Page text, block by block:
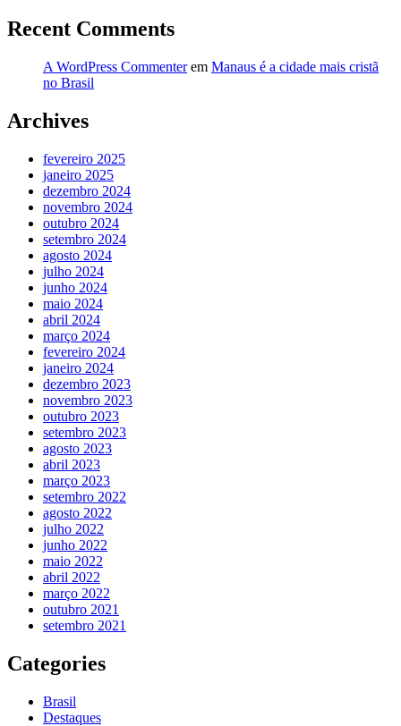
Recent Comments
A WordPress Commenterem Manaus é a cidade mais cristã
no Brasil
Archives
fevereiro 2025
janeiro 2025
dezembro 2024
novembro 2024
outubro 2024
setembro 2024
agosto 2024
julho 2024
junho 2024
maio 2024
abril 2024
março 2024
fevereiro 2024
janeiro 2024
dezembro 2023
novembro 2023
outubro 2023
setembro 2023
agosto 2023
abril 2023
março 2023
setembro 2022
agosto 2022
julho 2022
junho 2022
maio 2022
abril 2022
março 2022
outubro 2021
setembro 2021
Categories
Brasil
Destaques